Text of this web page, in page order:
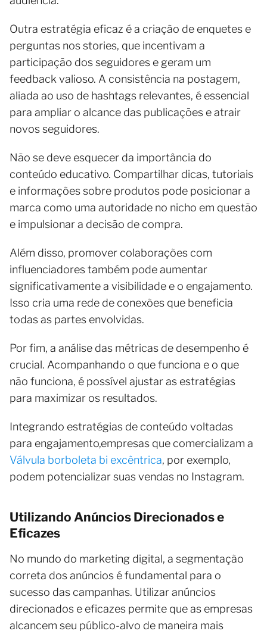
Outra estratégia eficaz é a criação de enquetes e
perguntas nos stories, que incentivam a
participação dos seguidores e geram um
feedback valioso. A consistência na postagem,
aliada ao uso de hashtags relevantes, é essencial
para ampliar o alcance das publicações e atrair
novos seguidores.
Não se deve esquecer da importância do
conteúdo educativo. Compartilhar dicas, tutoriais
e informações sobre produtos pode posicionar a
marca como uma autoridade no nicho em questão
e impulsionar a decisão de compra.
Além disso, promover colaborações com
influenciadores também pode aumentar
significativamente a visibilidade e o engajamento.
Isso cria uma rede de conexões que beneficia
todas as partes envolvidas.
Por fim, a análise das métricas de desempenho é
crucial. Acompanhando o que funciona e o que
não funciona, é possível ajustar as estratégias
para maximizar os resultados.
Integrando estratégias de conteúdo voltadas
para engajamento,empresas que comercializam a
Válvula borboleta bi excêntrica, por exemplo,
podem potencializar suas vendas no Instagram.
Utilizando Anúncios Direcionados e
Eficazes
No mundo do marketing digital, a segmentação
correta dos anúncios é fundamental para o
sucesso das campanhas. Utilizar anúncios
direcionados e eficazes permite que as empresas
alcancem seu público-alvo de maneira mais